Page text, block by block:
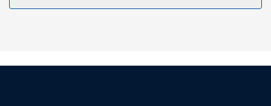
Plezier gegarandeerd dankzij een bubbelbad of geniet